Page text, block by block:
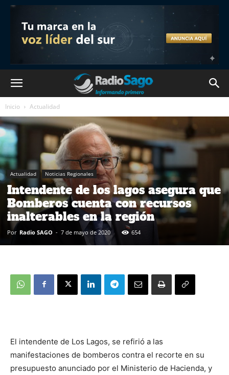
Inicio Actualidad
Actualidad Noticias Regionales
Intendente de los lagos asegura que
Bomberos cuenta con recursos
inalterables en la región
Por Radio SAGO - 7 de mayo de 2020 654
El intendente de Los Lagos, se refirió a las
manifestaciones de bomberos contra el recorte en su
presupuesto anunciado por el Ministerio de Hacienda, y